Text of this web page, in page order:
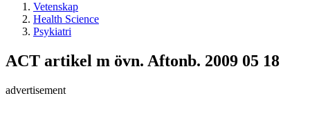
Vetenskap
Health Science
Psykiatri
ACT artikel m övn. Aftonb. 2009 05 18
advertisement